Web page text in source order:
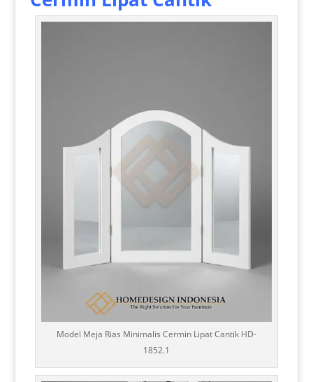
Model Meja Rias Minimalis Cermin Lipat Cantik HD-
1852.1